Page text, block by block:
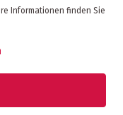
Informationen finden Sie
Group